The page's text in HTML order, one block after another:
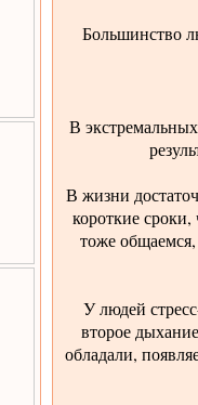
Большинство
В
В жизни
короткие
тоже
У людей
второе
обладали,